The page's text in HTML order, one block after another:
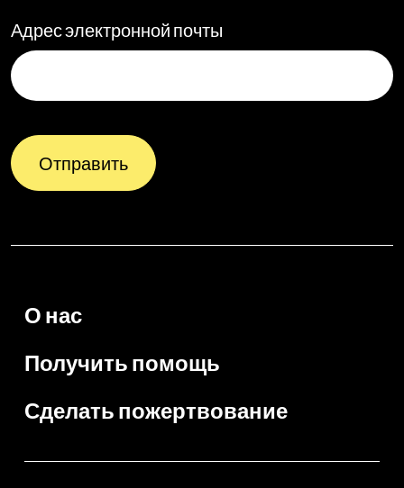
Адрес электронной почты
Отправить
О нас
Получить помощь
Сделать пожертвование